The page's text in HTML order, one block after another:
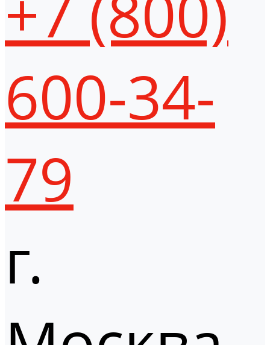
600-34-
79
г.